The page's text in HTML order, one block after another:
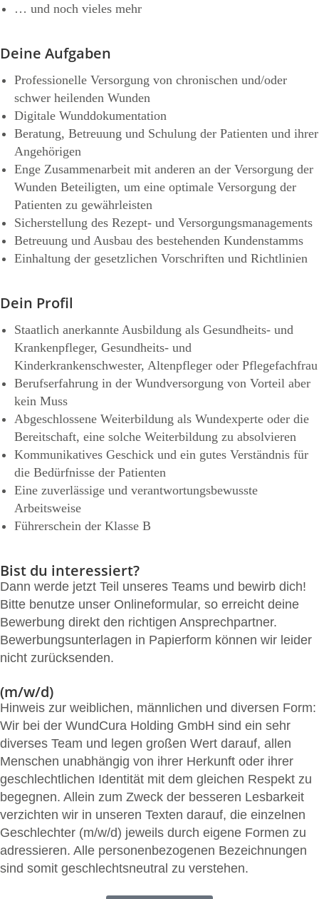
… und noch vieles mehr
Deine Aufgaben
Professionelle Versorgung von chronischen und/oder
schwer heilenden Wunden
Digitale Wunddokumentation
Beratung, Betreuung und Schulung der Patienten und ihrer
Angehörigen
Enge Zusammenarbeit mit anderen an der Versorgung der
Wunden Beteiligten, um eine optimale Versorgung der
Patienten zu gewährleisten
Sicherstellung des Rezept- und Versorgungsmanagements
Betreuung und Ausbau des bestehenden Kundenstamms
Einhaltung der gesetzlichen Vorschriften und Richtlinien
Dein Profil
Staatlich anerkannte Ausbildung als Gesundheits- und
Krankenpfleger, Gesundheits- und
Kinderkrankenschwester, Altenpfleger oder Pflegefachfrau
Berufserfahrung in der Wundversorgung von Vorteil aber
kein Muss
Abgeschlossene Weiterbildung als Wundexperte oder die
Bereitschaft, eine solche Weiterbildung zu absolvieren
Kommunikatives Geschick und ein gutes Verständnis für
die Bedürfnisse der Patienten
Eine zuverlässige und verantwortungsbewusste
Arbeitsweise
Führerschein der Klasse B
Bist du interessiert?
Dann werde jetzt Teil unseres Teams und bewirb dich!
Bitte benutze unser Onlineformular, so erreicht deine
Bewerbung direkt den richtigen Ansprechpartner.
Bewerbungsunterlagen in Papierform können wir leider
nicht zurücksenden.
(m/w/d)
Hinweis zur weiblichen, männlichen und diversen Form:
Wir bei der WundCura Holding GmbH sind ein sehr
diverses Team und legen großen Wert darauf, allen
Menschen unabhängig von ihrer Herkunft oder ihrer
geschlechtlichen Identität mit dem gleichen Respekt zu
begegnen. Allein zum Zweck der besseren Lesbarkeit
verzichten wir in unseren Texten darauf, die einzelnen
Geschlechter (m/w/d) jeweils durch eigene Formen zu
adressieren. Alle personenbezogenen Bezeichnungen
sind somit geschlechtsneutral zu verstehen.